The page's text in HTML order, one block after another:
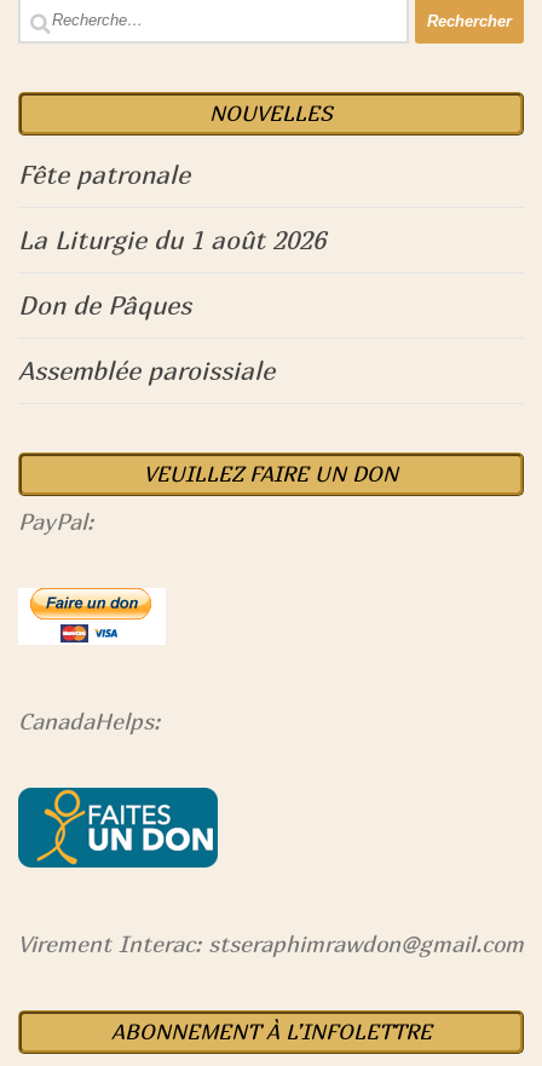
Rechercher :
NOUVELLES
Fête patronale
La Liturgie du 1 août 2026
Don de Pâques
Assemblée paroissiale
VEUILLEZ FAIRE UN DON
PayPal:
CanadaHelps:
Virement Interac: stseraphimrawdon@gmail.com
ABONNEMENT À L’INFOLETTRE